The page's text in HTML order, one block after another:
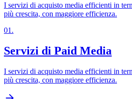
I servizi di acquisto media efficienti in
più crescita, con maggiore efficienza.
01 .
Servizi di Paid Media
I servizi di acquisto media efficienti in
più crescita, con maggiore efficienza.